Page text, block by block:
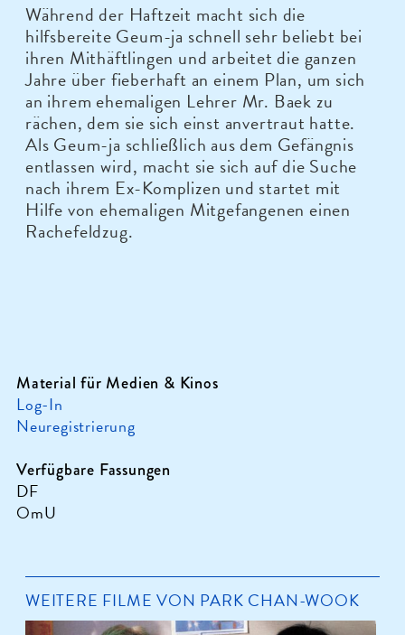
Während der Haftzeit macht sich die
hilfsbereite Geum-ja schnell sehr beliebt bei
ihren Mithäftlingen und arbeitet die ganzen
Jahre über fieberhaft an einem Plan, um sich
an ihrem ehemaligen Lehrer Mr. Baek zu
rächen, dem sie sich einst anvertraut hatte.
Als Geum-ja schließlich aus dem Gefängnis
entlassen wird, macht sie sich auf die Suche
nach ihrem Ex-Komplizen und startet mit
Hilfe von ehemaligen Mitgefangenen einen
Rachefeldzug.
Material für Medien & Kinos
Log-In
Neuregistrierung
Verfügbare Fassungen
DF
OmU
WEITERE FILME VON PARK CHAN-WOOK